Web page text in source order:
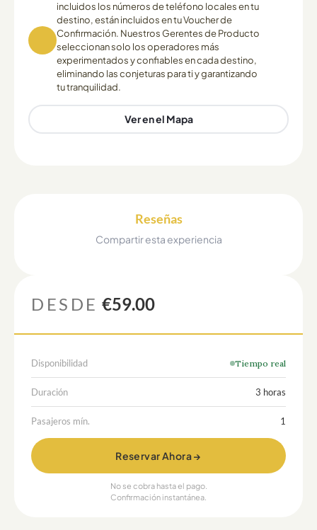
incluidos los números de teléfono locales en tu
destino, están incluidos en tu Voucher de
Confirmación. Nuestros Gerentes de Producto
seleccionan solo los operadores más
experimentados y confiables en cada destino,
eliminando las conjeturas para ti y garantizando
tu tranquilidad.
Ver en el Mapa
Reseñas
Compartir esta experiencia
DESDE €59.00
Disponibilidad Tiempo real
Duración 3 horas
Pasajeros mín. 1
Reservar Ahora →
No se cobra hasta el pago.
Confirmación instantánea.